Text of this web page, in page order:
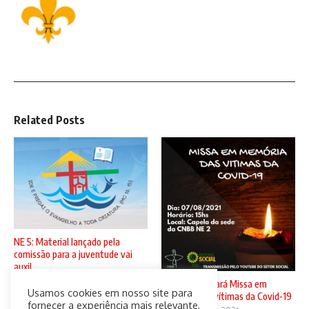
Related Posts
NE 5: Material lançado pela
comissão para a juventude vai
auxil ...
CNBB N2 sediará Missa em
memória das vítimas da Covid-19
Usamos cookies em nosso site para
fornecer a experiência mais relevante,